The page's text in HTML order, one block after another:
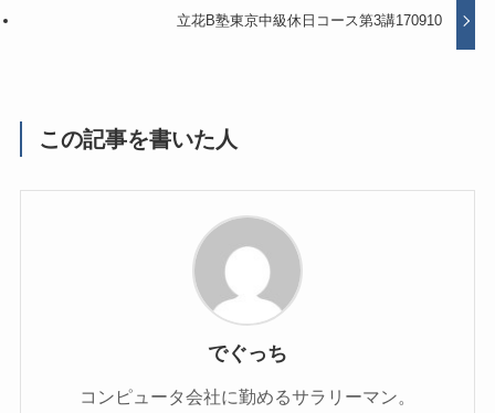
立花B塾東京中級休日コース第3講170910
この記事を書いた人
でぐっち
コンピュータ会社に勤めるサラリーマン。